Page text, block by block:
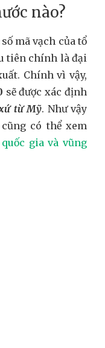
nào?
mã vạch của tổ
tiên chính là đại
Chính vì vậy,
sẽ được xác định
từ Mỹ. Như vậy
có thể xem
gia và vũng